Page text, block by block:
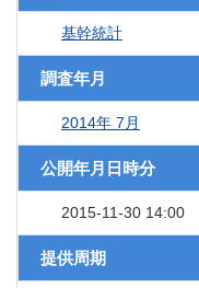
基幹統計
調査年月
2014年 7月
公開年月日時分
2015-11-30 14:00
提供周期